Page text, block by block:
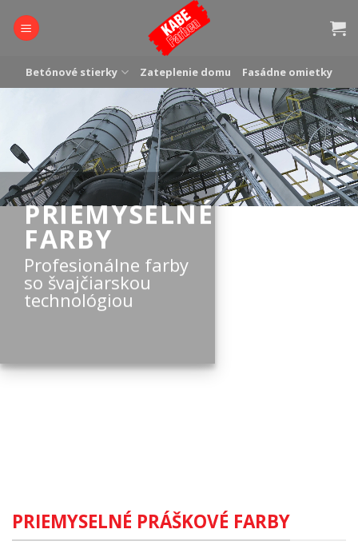
Betónové stierky Zateplenie domu Fasádne omietky
PRIEMYSELNÉ
FARBY
Profesionálne farby
so švajčiarskou
technológiou
PRIEMYSELNÉ PRÁŠKOVÉ FARBY